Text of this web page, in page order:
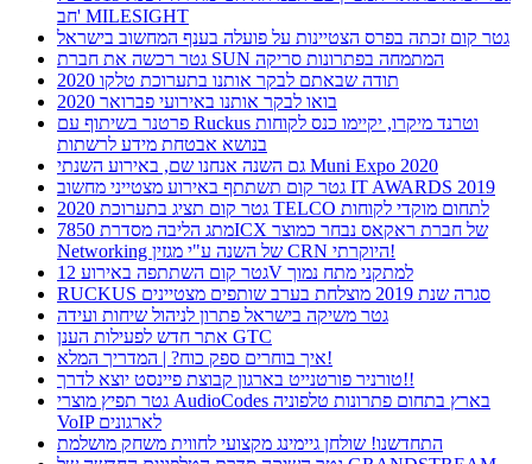
חב' MILESIGHT
גטר קום זכתה בפרס הצטיינות על פועלה בענף המחשוב בישראל
גטר רכשה את חברת SUN המתמחה בפתרונות סריקה
תודה שבאתם לבקר אותנו בתערוכת טלקו 2020
בואו לבקר אותנו באירועי פברואר 2020
פרטנר בשיתוף עם Ruckus וטרנד מיקרו, יקיימו כנס לקוחות
בנושא אבטחת מידע לרשתות
גם השנה אנחנו שם, באירוע השנתי Muni Expo 2020
גטר קום תשתתף באירוע מצטייני מחשוב IT AWARDS 2019
גטר קום תציג בתערוכת 2020 TELCO לתחום מוקדי לקוחות
מתג הליבה מסדרת 7850ICX של חברת ראקאס נבחר כמוצר
Networking של השנה ע"י מגזין CRN היוקרתי!
גטר קום השתתפה באירוע 12V למתקני מתח נמוך
RUCKUS סגרה שנת 2019 מוצלחת בערב שותפים מצטיינים
גטר משיקה בישראל פתרון לניהול שיחות ועידה
אתר חדש לפעילות הענן GTC
איך בוחרים ספק כוח? | המדריך המלא!
טורניר פורטנייט בארגון קבוצת פיינסט יוצא לדרך!!
גטר תפיץ מוצרי AudioCodes בארץ בתחום פתרונות טלפוניה
VoIP לארגונים
התחדשנו! שולחן גיימינג מקצועי לחווית משחק מושלמת